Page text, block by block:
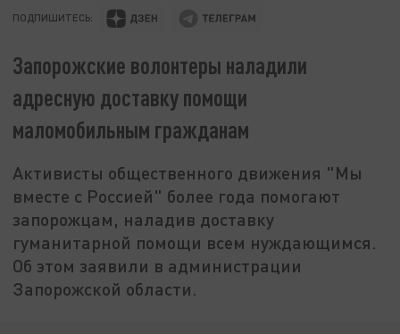
ПОДПИШИТЕСЬ:
Запорожские волонтеры наладили
адресную доставку помощи
маломобильным гражданам
Активисты общественного движения "Мы
вместе с Россией" более года помогают
запорожцам, наладив доставку
гуманитарной помощи всем нуждающимся.
Об этом заявили в администрации
Запорожской области.